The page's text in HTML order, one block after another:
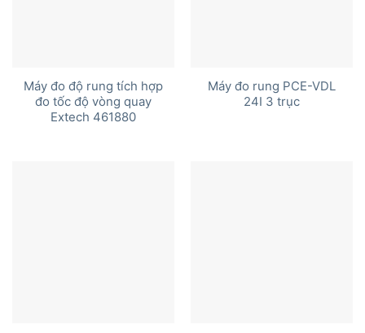
Máy đo độ rung tích hợp
đo tốc độ vòng quay
Extech 461880
Máy đo rung PCE-VDL
24I 3 trục